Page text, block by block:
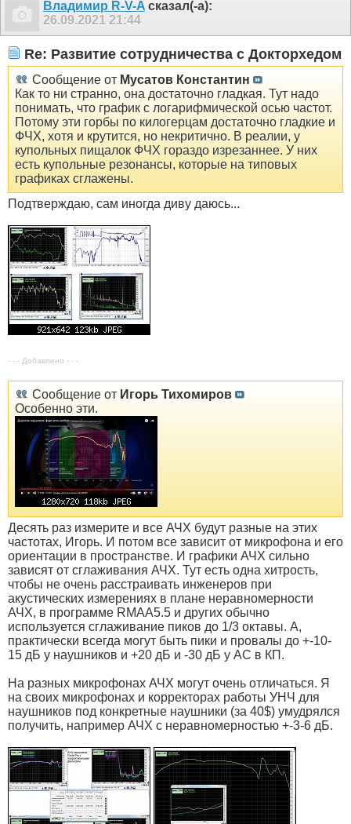
Владимир R-V-A сказал(-а):
26.09.2021 21:44
Re: Развитие сотрудничества с Докторхедом
Сообщение от Мусатов Константин
Как то ни странно, она достаточно гладкая. Тут надо
понимать, что график с логарифмической осью частот.
Потому эти горбы по килогерцам достаточно гладкие и
ФЧХ, хотя и крутится, но некритично. В реалии, у
купольных пищалок ФЧХ гораздо изрезаннее. У них
есть купольные резонансы, которые на типовых
графиках сглажены.
Подтверждаю, сам иногда диву даюсь...
- - - Добавлено - - -
Сообщение от Игорь Тихомиров
Особенно эти.
Десять раз измерите и все АЧХ будут разные на этих
частотах, Игорь. И потом все зависит от микрофона и его
ориентации в пространстве. И графики АЧХ сильно
зависят от сглаживания АЧХ. Тут есть одна хитрость,
чтобы не очень расстраивать инженеров при
акустических измерениях в плане неравномерности
АЧХ, в программе RMAA5.5 и других обычно
используется сглаживание пиков до 1/3 октавы. А,
практически всегда могут быть пики и провалы до +-10-
15 дБ у наушников и +20 дБ и -30 дБ у АС в КП.
На разных микрофонах АЧХ могут очень отличаться. Я
на своих микрофонах и корректорах работы УНЧ для
наушников под конкретные наушники (за 40$) умудрялся
получить, например АЧХ с неравномерностью +-3-6 дБ.